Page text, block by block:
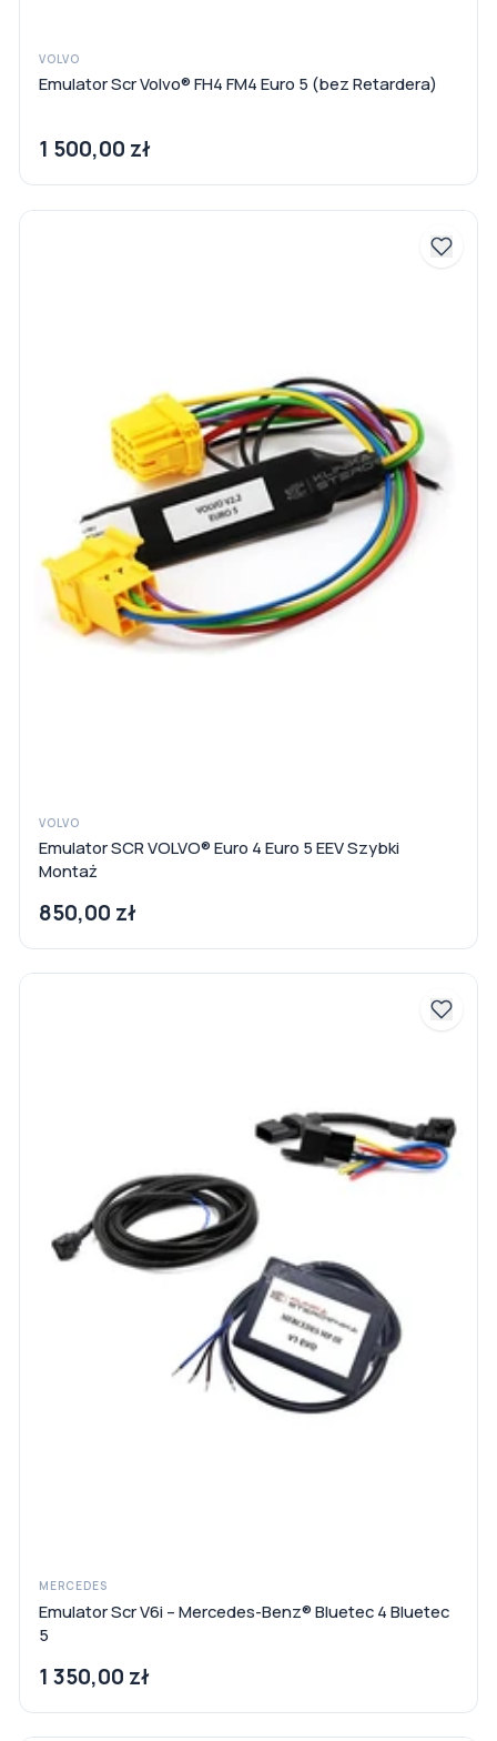
VOLVO
Emulator Scr Volvo® FH4 FM4 Euro 5 (bez Retardera)
1 500,00 zł
VOLVO
Emulator SCR VOLVO® Euro 4 Euro 5 EEV Szybki
Montaż
850,00 zł
MERCEDES
Emulator Scr V6i – Mercedes-Benz® Bluetec 4 Bluetec
5
1 350,00 zł